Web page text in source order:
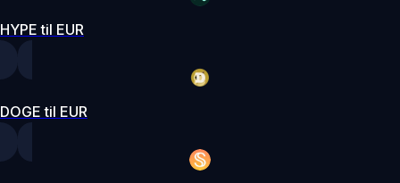
HYPE til EUR
DOGE til EUR